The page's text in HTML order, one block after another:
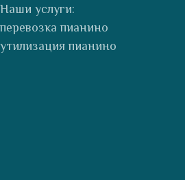
Наши услуги:
перевозка пианино
утилизация пианино